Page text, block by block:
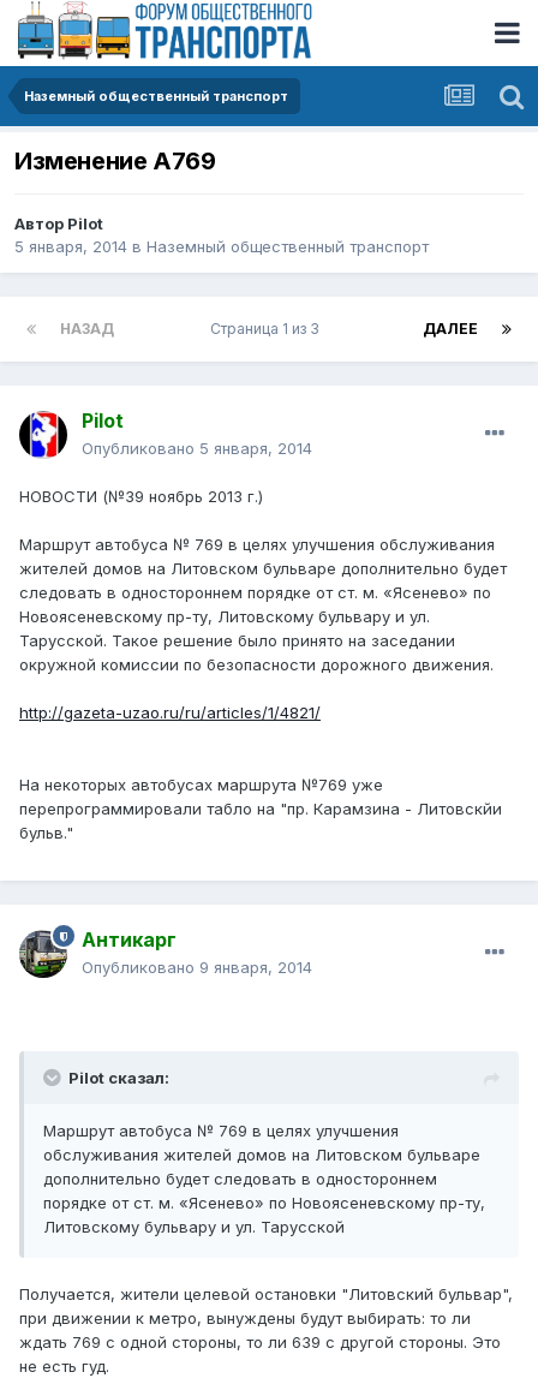
Наземный общественный транспорт
Изменение А769
Автор Pilot
5 января, 2014 в Наземный общественный транспорт
НАЗАД ДАЛЕЕ
Страница 1 из 3
Pilot
Опубликовано 5 января, 2014
НОВОСТИ (№39 ноябрь 2013 г.)
Маршрут автобуса № 769 в целях улучшения обслуживания
жителей домов на Литовском бульваре дополнительно будет
следовать в одностороннем порядке от ст. м. «Ясенево» по
Новоясеневскому пр-ту, Литовскому бульвару и ул.
Тарусской. Такое решение было принято на заседании
окружной комиссии по безопасности дорожного движения.
http://gazeta-uzao.ru/ru/articles/1/4821/
На некоторых автобусах маршрута №769 уже
перепрограммировали табло на "пр. Карамзина - Литовскйи
бульв."
Антикарг
Опубликовано 9 января, 2014
Pilot сказал:
Маршрут автобуса № 769 в целях улучшения
обслуживания жителей домов на Литовском бульваре
дополнительно будет следовать в одностороннем
порядке от ст. м. «Ясенево» по Новоясеневскому пр-ту,
Литовскому бульвару и ул. Тарусской
Получается, жители целевой остановки "Литовский бульвар",
при движении к метро, вынуждены будут выбирать: то ли
ждать 769 с одной стороны, то ли 639 с другой стороны. Это
не есть гуд.